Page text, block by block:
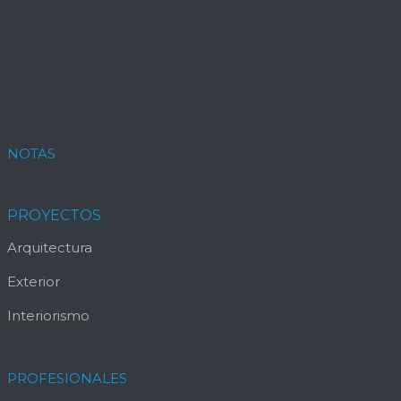
NOTAS
PROYECTOS
Arquitectura
Exterior
Interiorismo
PROFESIONALES